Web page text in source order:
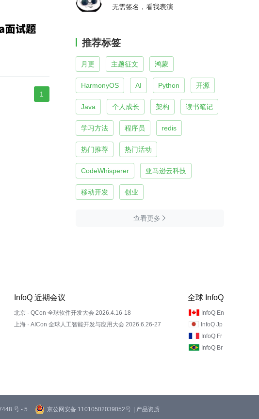
1
无需签名，看我表演
推荐标签
月更 主题征文 鸿蒙
HarmonyOS AI Python 开源
Java 个人成长 架构 读书笔记
学习方法 程序员 redis
热门推荐 热门活动
CodeWhisperer 亚马逊云科技
移动开发 创业
查看更多 
InfoQ 近期会议
北京 · QCon 全球软件开发大会 2026.4.16-18
上海 · AICon 全球人工智能开发与应用大会 2026.6.26-27
全球 InfoQ
InfoQ En
InfoQ Jp
InfoQ Fr
InfoQ Br
号 - 5 京公网安备 11010502039052号 | 产品资质